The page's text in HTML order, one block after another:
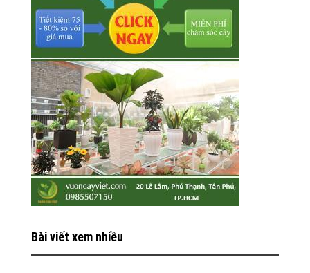
Bài viết xem nhiều